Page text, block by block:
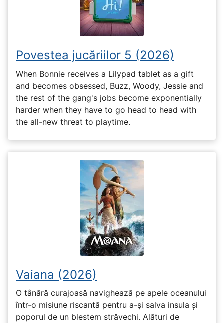
Povestea jucăriilor 5 (2026)
When Bonnie receives a Lilypad tablet as a gift
and becomes obsessed, Buzz, Woody, Jessie and
the rest of the gang's jobs become exponentially
harder when they have to go head to head with
the all-new threat to playtime.
Vaiana (2026)
O tânără curajoasă navighează pe apele oceanului
într-o misiune riscantă pentru a-și salva insula și
poporul de un blestem străvechi. Alături de